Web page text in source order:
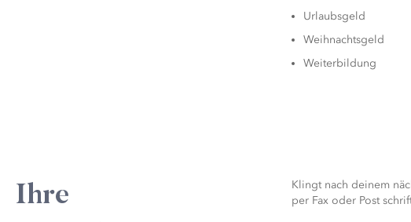
Urlaubsgeld
Weihnachtsgeld
Weiterbildung
Ihre
Klingt nach deinem
per Fax oder Post